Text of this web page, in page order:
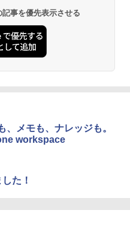
いちばんやさしい 教科書:
初心者 素人 でも安心 使い
AI副業にもコンテンツ作成
版にも！ 非エンジニアのた
ィング入門シリーズ
トの言葉 AI画像生成シリー
ラストLabo)
Paperwhite (16GB) 7イ
レイ、色調調節ライト、12
Colorsoft | 16GBストレ
7インチカラーディスプレ
ライト、最大8週間持続バッ
無し、ブラック (2025年発
事を優先表示させる
メモも、ナレッジも。
workspace
た！